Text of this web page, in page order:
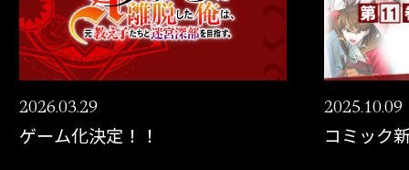
2026.03.29
ゲーム化決定！！
2025.10.09
コミック